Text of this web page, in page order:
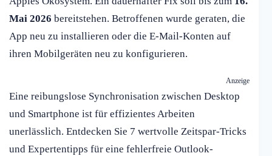
Mai 2026 bereitstehen. Betroffenen wurde geraten, die
App neu zu installieren oder die E-Mail-Konten auf
ihren Mobilgeräten neu zu konfigurieren.
Anzeige
Eine reibungslose Synchronisation zwischen Desktop
und Smartphone ist für effizientes Arbeiten
unerlässlich. Entdecken Sie 7 wertvolle Zeitspar-Tricks
und Expertentipps für eine fehlerfreie Outlook-